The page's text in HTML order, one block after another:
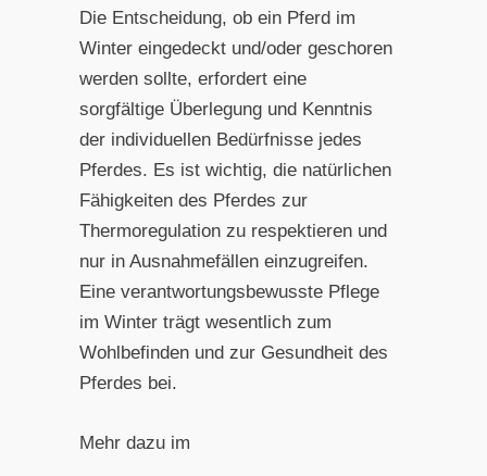
Die Entscheidung, ob ein Pferd im
Winter eingedeckt und/oder geschoren
werden sollte, erfordert eine
sorgfältige Überlegung und Kenntnis
der individuellen Bedürfnisse jedes
Pferdes. Es ist wichtig, die natürlichen
Fähigkeiten des Pferdes zur
Thermoregulation zu respektieren und
nur in Ausnahmefällen einzugreifen.
Eine verantwortungsbewusste Pflege
im Winter trägt wesentlich zum
Wohlbefinden und zur Gesundheit des
Pferdes bei.
Mehr dazu im